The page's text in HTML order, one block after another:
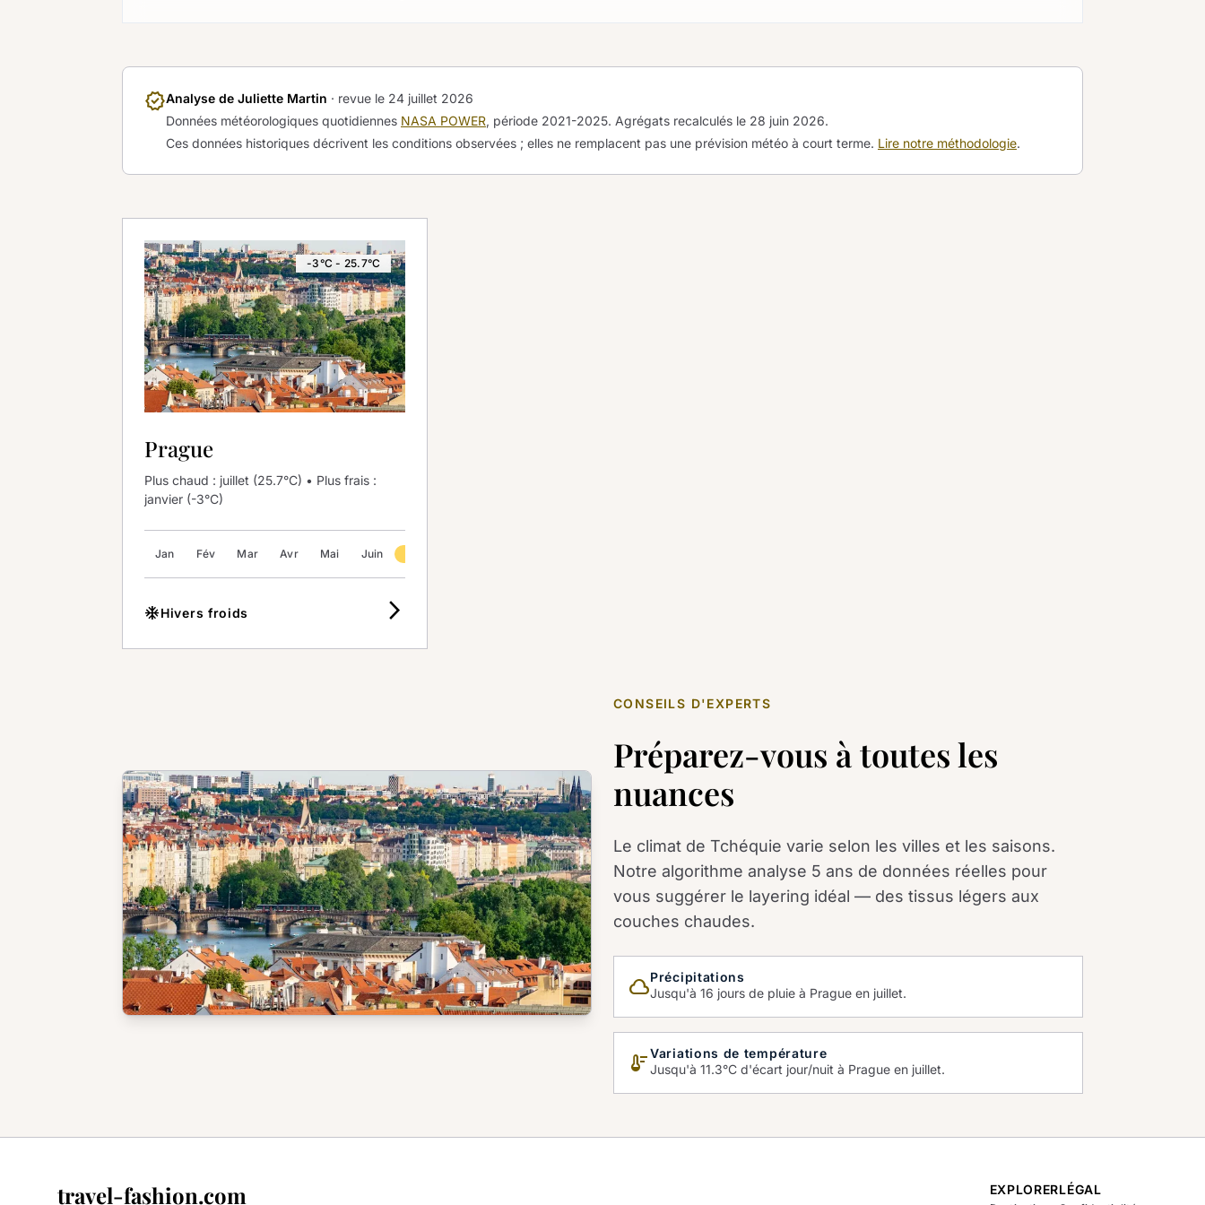
verifiedAnalyse de Juliette Martin · revue le 24 juillet 2026
Données météorologiques quotidiennes NASA POWER, période 2021-2025. Agrégats recalculés le 28 juin 2026.
Ces données historiques décrivent les conditions observées ; elles ne remplacent pas une prévision météo à court terme. Lire notre méthodologie.
-3°C - 25.7°C
Prague
Plus chaud : juillet (25.7°C) • Plus frais :
janvier (-3°C)
Jan Fév Mar Avr Mai Juin
ac_unitHivers froids arrow_forward_ios
CONSEILS D'EXPERTS
Préparez-vous à toutes les
nuances
Le climat de Tchéquie varie selon les villes et les saisons.
Notre algorithme analyse 5 ans de données réelles pour
vous suggérer le layering idéal — des tissus légers aux
couches chaudes.
cloud_queuePrécipitations
Jusqu'à 16 jours de pluie à Prague en juillet.
thermostatVariations de température
Jusqu'à 11.3°C d'écart jour/nuit à Prague en juillet.
travel-fashion.com EXPLORERLÉGAL